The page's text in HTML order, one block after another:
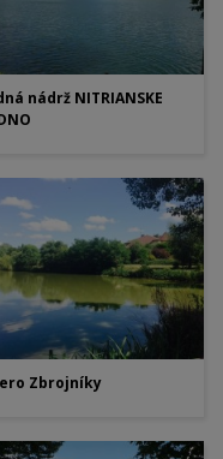
nádrž NITRIANSKE
Zbrojníky